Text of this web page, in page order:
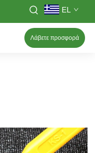
EL
Λάβετε προσφορά